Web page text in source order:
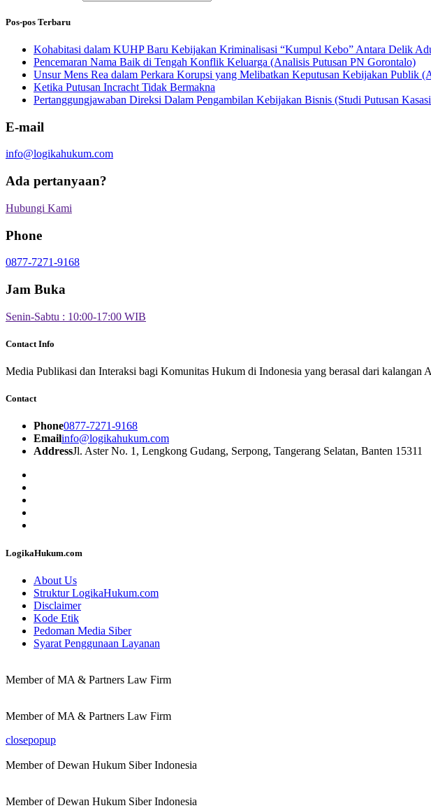
Pos-pos Terbaru
Kohabitasi dalam KUHP Baru Kebijakan Kriminalisasi “Kumpul Kebo” Antara Delik
Pencemaran Nama Baik di Tengah Konflik Keluarga (Analisis Putusan PN Gorontalo)
Unsur Mens Rea dalam Perkara Korupsi yang Melibatkan Keputusan Kebijakan Publik
Ketika Putusan Incracht Tidak Bermakna
Pertanggungjawaban Direksi Dalam Pengambilan Kebijakan Bisnis (Studi Putusan
E-mail
info@logikahukum.com
Ada pertanyaan?
Hubungi Kami
Phone
0877-7271-9168
Jam Buka
Senin-Sabtu : 10:00-17:00 WIB
Contact Info
Media Publikasi dan Interaksi bagi Komunitas Hukum di Indonesia yang berasal dari kalangan
Contact
Phone0877-7271-9168
Emailinfo@logikahukum.com
AddressJl. Aster No. 1, Lengkong Gudang, Serpong, Tangerang Selatan, Banten 15311
LogikaHukum.com
About Us
Struktur LogikaHukum.com
Disclaimer
Kode Etik
Pedoman Media Siber
Syarat Penggunaan Layanan
Member of MA & Partners Law Firm
Member of MA & Partners Law Firm
closepopup
Member of Dewan Hukum Siber Indonesia
Member of Dewan Hukum Siber Indonesia